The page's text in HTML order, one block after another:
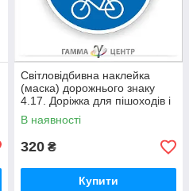
Світловідбивна наклейка
(маска) дорожнього знаку
4.17. Доріжка для пішоходів і
велосипедистів
В наявності
320 ₴
Купити